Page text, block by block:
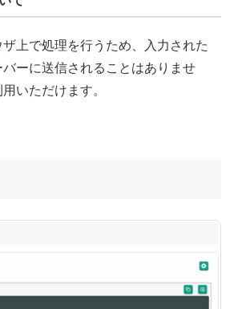
上で処理を行うため、入力された
ーに送信されることはありませ
いただけます。